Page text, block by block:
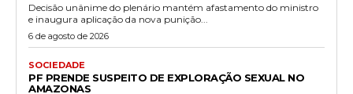
Decisão unânime do plenário mantém afastamento do ministro
e inaugura aplicação da nova punição...
6 de agosto de 2026
SOCIEDADE
PF PRENDE SUSPEITO DE EXPLORAÇÃO SEXUAL NO
AMAZONAS